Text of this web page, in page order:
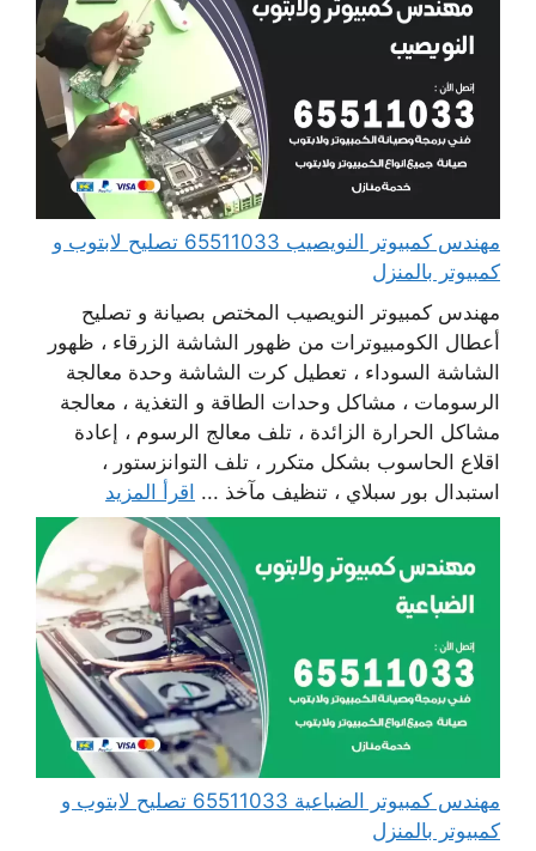
مهندس كمبيوتر النويصيب 65511033 تصليح لابتوب و
كمبيوتر بالمنزل
مهندس كمبيوتر النويصيب المختص بصيانة و تصليح
أعطال الكومبيوترات من ظهور الشاشة الزرقاء ، ظهور
الشاشة السوداء ، تعطيل كرت الشاشة وحدة معالجة
الرسومات ، مشاكل وحدات الطاقة و التغذية ، معالجة
مشاكل الحرارة الزائدة ، تلف معالج الرسوم ، إعادة
اقلاع الحاسوب بشكل متكرر ، تلف التوانزستور ،
استبدال بور سبلاي ، تنظيف مآخذ ... اقرأ المزيد
مهندس كمبيوتر الضباعية 65511033 تصليح لابتوب و
كمبيوتر بالمنزل